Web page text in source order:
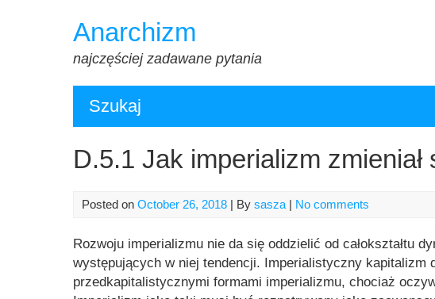
Anarchizm
najczęściej zadawane pytania
Szukaj
D.5.1 Jak imperializm
Posted on October 26, 2018 | By sasza | No comments
Rozwoju imperializmu nie da się oddzielić od całokształtu
występujących w niej tendencji. Imperialistyczny kapitalizm
przedkapitalistycznymi formami imperializmu, chociaż